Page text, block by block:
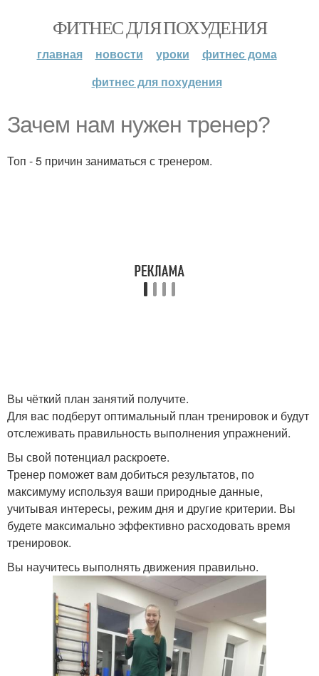
ФИТНЕС ДЛЯ ПОХУДЕНИЯ
главная новости уроки
фитнес дома
фитнес для похудения
Зачем нам нужен тренер?
Топ - 5 причин заниматься с тренером.
Вы чёткий план занятий получите.
Для вас подберут оптимальный план тренировок и будут
отслеживать правильность выполнения упражнений.
Вы свой потенциал раскроете.
Тренер поможет вам добиться результатов, по
максимуму используя ваши природные данные,
учитывая интересы, режим дня и другие критерии. Вы
будете максимально эффективно расходовать время
тренировок.
Вы научитесь выполнять движения правильно.